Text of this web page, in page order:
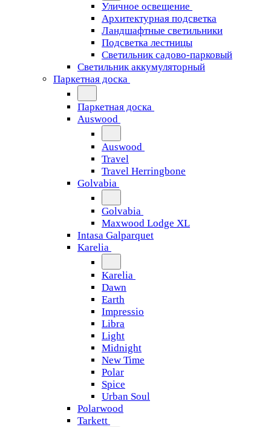
Уличное освещение
Архитектурная подсветка
Ландшафтные светильники
Подсветка лестницы
Светильник садово-парковый
Светильник аккумуляторный
Паркетная доска
Паркетная доска
Auswood
Auswood
Travel
Travel Herringbone
Golvabia
Golvabia
Maxwood Lodge XL
Intasa Galparquet
Karelia
Karelia
Dawn
Earth
Impressio
Libra
Light
Midnight
New Time
Polar
Spice
Urban Soul
Polarwood
Tarkett